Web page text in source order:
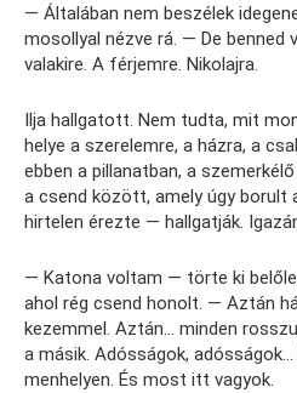
— Általában nem beszélek
mosollyal nézve rá. — De benned
valakire. A férjemre. Nikolajra.
Ilja hallgatott. Nem tudta, mit
helye a szerelemre, a házra, a
ebben a pillanatban, a
a csend között, amely úgy borult
hirtelen érezte — hallgatják.
— Katona voltam — törte ki
ahol rég csend honolt. — Aztán
kezemmel. Aztán… minden
a másik. Adósságok,
menhelyen. És most itt vagyok.